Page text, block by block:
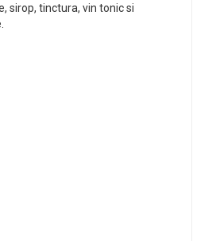
sirop, tinctura, vin tonic si